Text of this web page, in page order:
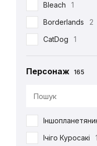
Bleach
1
Borderlands
2
CatDog
1
Charlie and the
1
Defenders of
Персонаж 165
Ічіго Куросакі
1